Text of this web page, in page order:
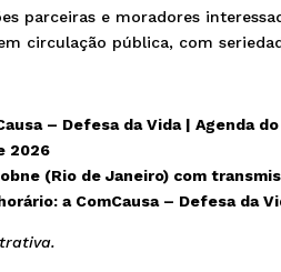
parceiras e moradores
circulação pública, com
– Defesa da Vida | Agenda do
2026
(Rio de Janeiro) com
a ComCausa – Defesa da